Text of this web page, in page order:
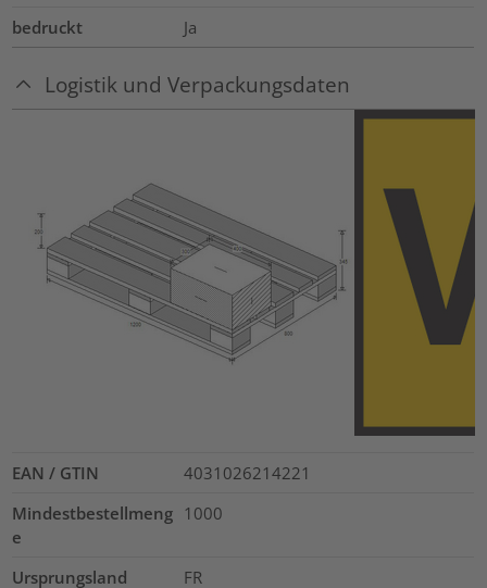
bedruckt Ja
Logistik und Verpackungsdaten
EAN / GTIN
4031026214221
Mindestbestellmeng
e
1000
Ursprungsland FR